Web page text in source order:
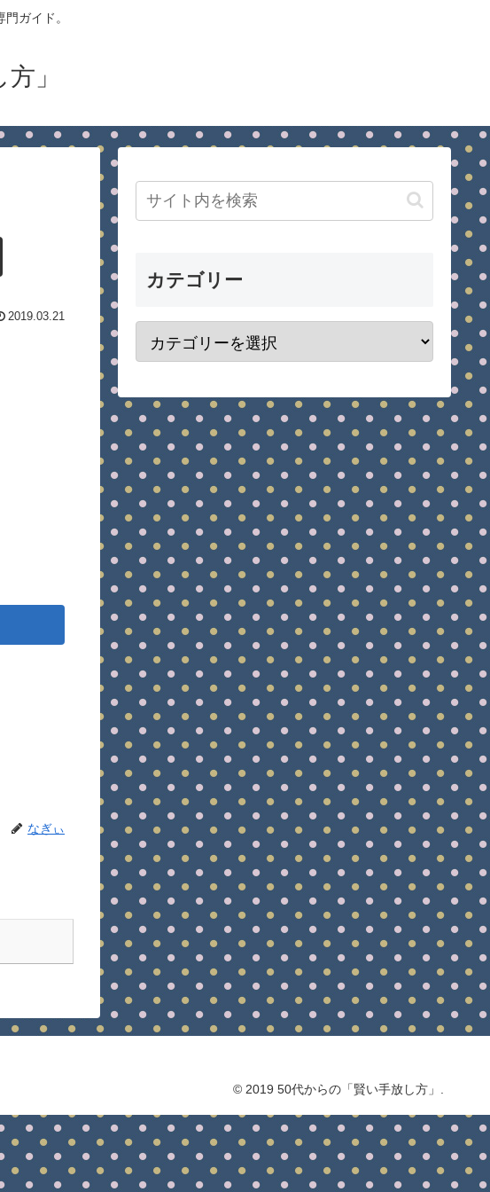
ガイド。
」
2019.03.21
なぎぃ
カテゴリー
© 2019 50代からの「賢い手放し方」.